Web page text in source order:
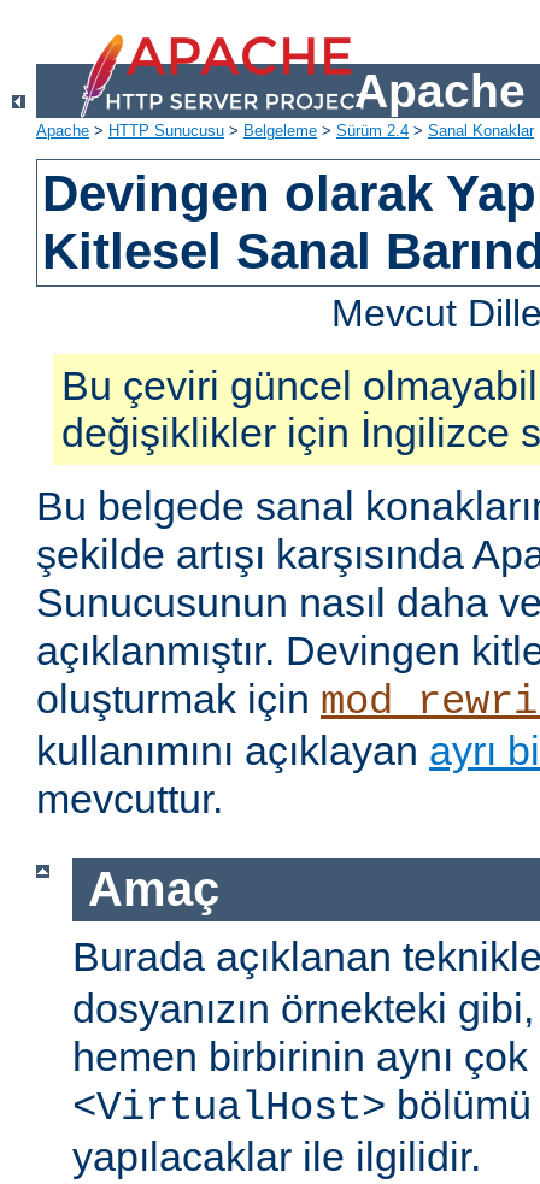
Apache
Apache > HTTP Sunucusu > Belgeleme > Sürüm 2.4 > Sanal Konaklar
Devingen olarak
Kitlesel Sanal
Mevcut
Bu çeviri güncel
değişiklikler için İngilizce
Bu belgede sanal
şekilde artışı karşısında
Sunucusunun nasıl daha
açıklanmıştır. Devingen
oluşturmak için
kullanımını açıklayan ayrı
mevcuttur.
Amaç
Burada açıklanan
dosyanızın örnekteki
hemen birbirinin aynı çok
<VirtualHost>
yapılacaklar ile ilgilidir.